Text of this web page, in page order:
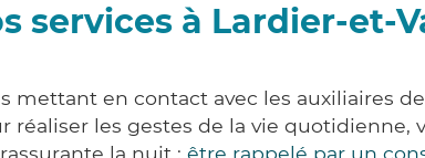
services à Lardier-et-
mettant en contact avec les auxiliaires
réaliser les gestes de la vie
la nuit : être rappelé par un